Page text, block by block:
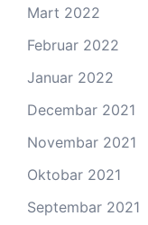
Mart 2022
Februar 2022
Januar 2022
Decembar 2021
Novembar 2021
Oktobar 2021
Septembar 2021